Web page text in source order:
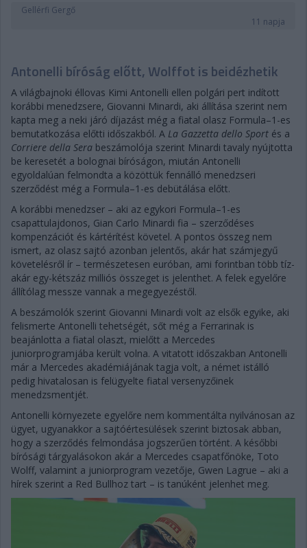
Gellérfi Gergő
11 napja
Antonelli bíróság előtt, Wolffot is beidézhetik
A világbajnoki éllovas Kimi Antonelli ellen polgári pert indított
korábbi menedzsere, Giovanni Minardi, aki állítása szerint nem
kapta meg a neki járó díjazást még a fiatal olasz Formula–1-es
bemutatkozása előtti időszakból. A La Gazzetta dello Sport és a
Corriere della Sera beszámolója szerint Minardi tavaly nyújtotta
be keresetét a bolognai bíróságon, miután Antonelli
egyoldalúan felmondta a közöttük fennálló menedzseri
szerződést még a Formula–1-es debütálása előtt.
A korábbi menedzser – aki az egykori Formula–1-es
csapattulajdonos, Gian Carlo Minardi fia – szerződéses
kompenzációt és kártérítést követel. A pontos összeg nem
ismert, az olasz sajtó azonban jelentős, akár hat számjegyű
követelésről ír – természetesen euróban, ami forintban több tíz-
akár egy-kétszáz milliós összeget is jelenthet. A felek egyelőre
állítólag messze vannak a megegyezéstől.
A beszámolók szerint Giovanni Minardi volt az elsők egyike, aki
felismerte Antonelli tehetségét, sőt még a Ferrarinak is
beajánlotta a fiatal olaszt, mielőtt a Mercedes
juniorprogramjába került volna. A vitatott időszakban Antonelli
már a Mercedes akadémiájának tagja volt, a német istálló
pedig hivatalosan is felügyelte fiatal versenyzőinek
menedzsmentjét.
Antonelli környezete egyelőre nem kommentálta nyilvánosan az
ügyet, ugyanakkor a sajtóértesülések szerint biztosak abban,
hogy a szerződés felmondása jogszerűen történt. A későbbi
bírósági tárgyalásokon akár a Mercedes csapatfőnöke, Toto
Wolff, valamint a juniorprogram vezetője, Gwen Lagrue – aki a
hírek szerint a Red Bullhoz tart – is tanúként jelenhet meg.